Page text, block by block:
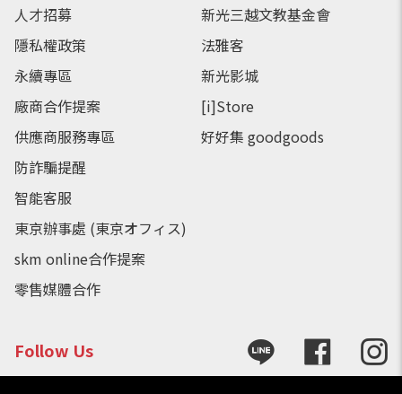
人才招募
隱私權政策
永續專區
廠商合作提案
供應商服務專區
防詐騙提醒
智能客服
東京辦事處 (東京オフィス)
skm online合作提案
零售媒體合作
新光三越文教基金會
法雅客
新光影城
[i]Store
好好集 goodgoods
Follow Us